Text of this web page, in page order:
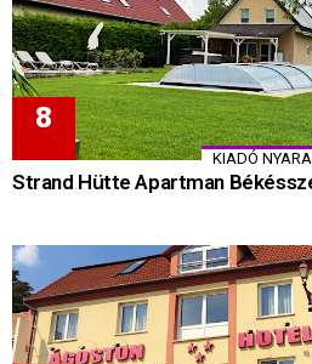
KIADÓ
Strand Hütte Apartman